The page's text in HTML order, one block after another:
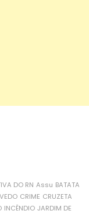
DO RN Assu BATATA
CRIME CRUZETA
INCÊNDIO JARDIM DE